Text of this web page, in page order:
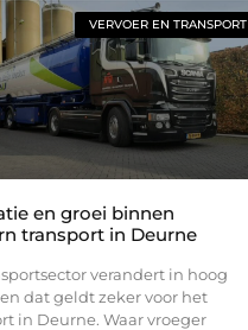
VERVOER EN TRANSPORT
en groei binnen
transport in Deurne
verandert in hoog
dat geldt zeker voor het
in Deurne. Waar vroeger